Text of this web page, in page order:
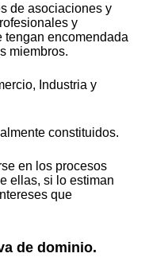
de asociaciones y
y
tengan encomendada
miembros.
Industria y
constituidos.
en los procesos
ellas, si lo estiman
que
de dominio.